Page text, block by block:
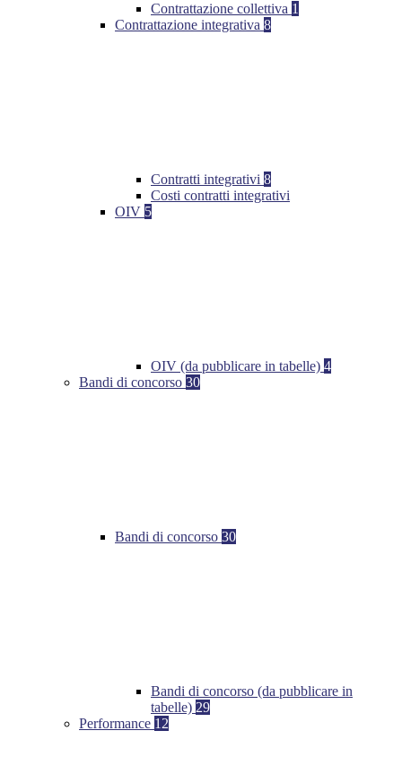
Contrattazione collettiva 1
Contrattazione integrativa 8
Contratti integrativi 8
Costi contratti integrativi
OIV 5
OIV (da pubblicare in tabelle) 4
Bandi di concorso 30
Bandi di concorso 30
Bandi di concorso (da pubblicare in
tabelle) 29
Performance 12